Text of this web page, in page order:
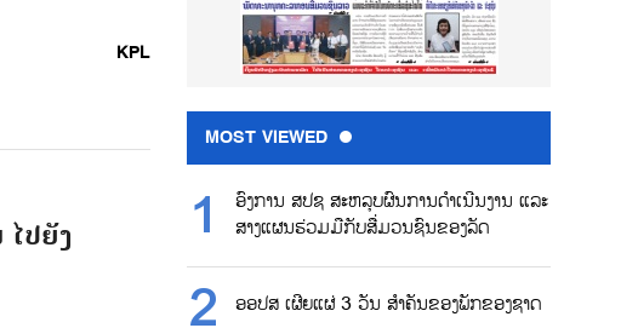
KPL
ປຍັງ
MOST VIEWED
ອົງການ ສປຊ ສະຫລຸບຜົນການດຳເນີນງານ ແລະ
ສາງແຜນຮ່ວມມືກັບສື່ມວນຊົນຂອງລັດ
ອອປສ ເຜີຍແຜ່ 3 ວັນ ສຳຄັນຂອງພັກຂອງຊາດ